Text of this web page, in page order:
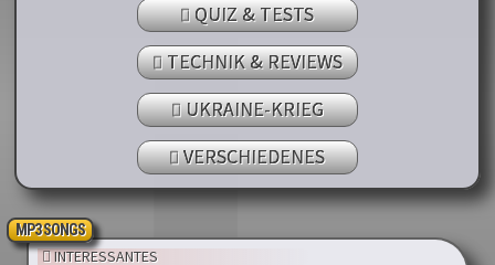
QUIZ & TESTS
TECHNIK & REVIEWS
UKRAINE-KRIEG
VERSCHIEDENES
MP3 SONGS
INTERESSANTES